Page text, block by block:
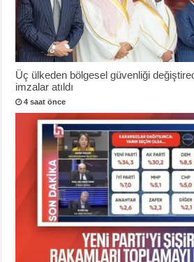
Üç ülkeden bölgesel güvenliği
imzalar atıldı
4 saat önce